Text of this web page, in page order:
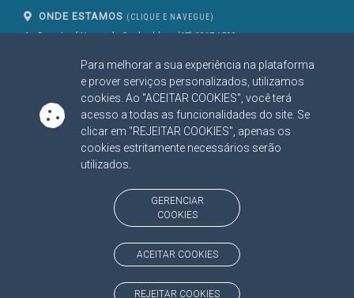
Para melhorar a sua experiência na plataforma
e prover serviços personalizados, utilizamos
cookies. Ao "ACEITAR COOKIES", você terá
acesso a todas as funcionalidades do site. Se
clicar em "REJEITAR COOKIES", apenas os
cookies estritamente necessários serão
utilizados.
GERENCIAR
COOKIES
ACEITAR COOKIES
REJEITAR COOKIES
ONDE ESTAMOS (CLIQUE E NAVEGUE)
Av. Des. José Nunes da Cunha, bloco
Campo Grande/MS
CEP: 79031-310
(67) 3317-1500
SIGA NOSSAS REDES SOCIAIS
Linked InYoutube
Facebook
X
BAIXE NOSSO APLICATIVO
https://www.tce.ms.gov.br